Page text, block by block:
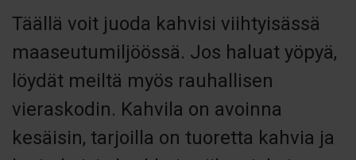
Täällä voit juoda kahvisi viihtyisässä
maaseutumiljöössä. Jos haluat yöpyä,
löydät meiltä myös rauhallisen
vieraskodin. Kahvila on avoinna
kesäisin, tarjoilla on tuoretta kahvia ja